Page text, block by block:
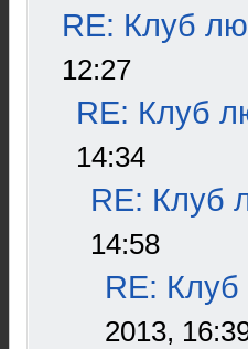
RE: Клуб
12:27
RE: Клуб
14:34
RE: Клуб
14:58
RE:
2013,